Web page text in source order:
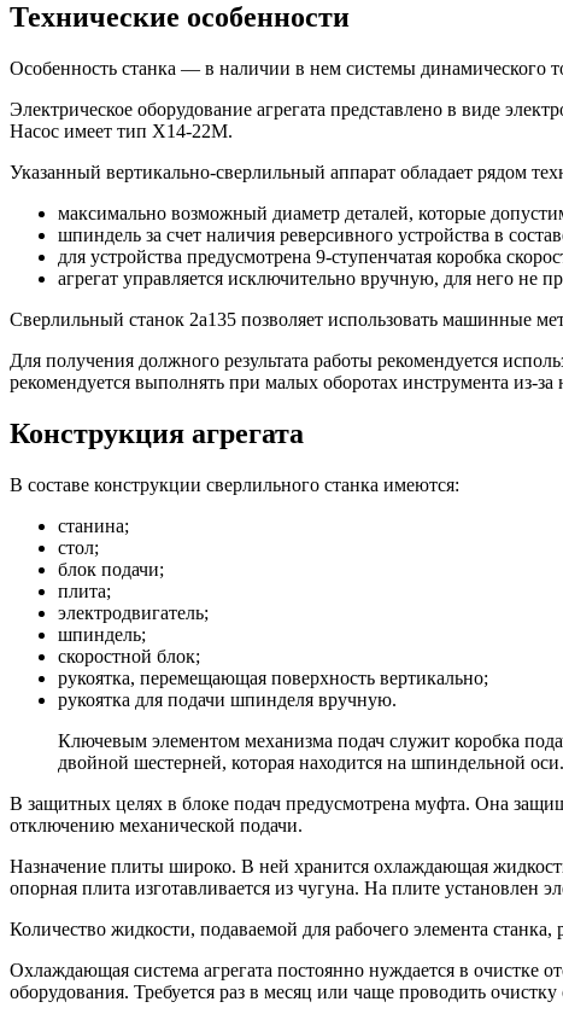
Технические особенности
Особенность станка — в наличии в нем системы динамического
Электрическое оборудование агрегата представлено в виде
Насос имеет тип Х14-22М.
Указанный вертикально-сверлильный аппарат обладает рядом
максимально возможный диаметр деталей, которые
шпиндель за счет наличия реверсивного устройства в
для устройства предусмотрена 9-ступенчатая коробка
агрегат управляется исключительно вручную, для него не
Сверлильный станок 2а135 позволяет использовать машинные
Для получения должного результата работы рекомендуется
рекомендуется выполнять при малых оборотах инструмента из-
Конструкция агрегата
В составе конструкции сверлильного станка имеются:
станина;
стол;
блок подачи;
плита;
электродвигатель;
шпиндель;
скоростной блок;
рукоятка, перемещающая поверхность вертикально;
рукоятка для подачи шпинделя вручную.
Ключевым элементом механизма подач служит коробка
двойной шестерней, которая находится на шпиндельной
В защитных целях в блоке подач предусмотрена муфта. Она
отключению механической подачи.
Назначение плиты широко. В ней хранится охлаждающая
опорная плита изготавливается из чугуна. На плите
Количество жидкости, подаваемой для рабочего элемента
Охлаждающая система агрегата постоянно нуждается в очистке
оборудования. Требуется раз в месяц или чаще проводить очистку